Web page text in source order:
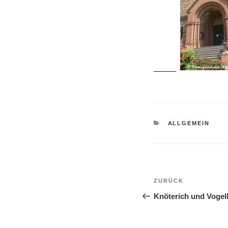
KATEGORIEN
ALLGEMEIN
Vorheriger
Beitrag
ZURÜCK
Knöterich und